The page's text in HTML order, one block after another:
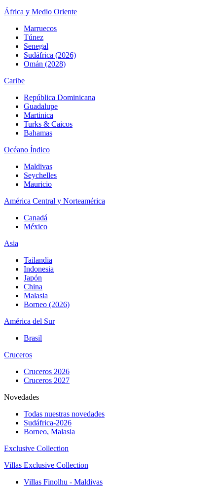
África y Medio Oriente
Marruecos
Túnez
Senegal
Sudáfrica (2026)
Omán (2028)
Caribe
República Dominicana
Guadalupe
Martinica
Turks & Caicos
Bahamas
Océano Índico
Maldivas
Seychelles
Mauricio
América Central y Norteamérica
Canadá
México
Asia
Tailandia
Indonesia
Japón
China
Malasia
Borneo (2026)
América del Sur
Brasil
Cruceros
Cruceros 2026
Cruceros 2027
Novedades
Todas nuestras novedades
Sudáfrica-2026
Borneo, Malasia
Exclusive Collection
Villas Exclusive Collection
Villas Finolhu - Maldivas